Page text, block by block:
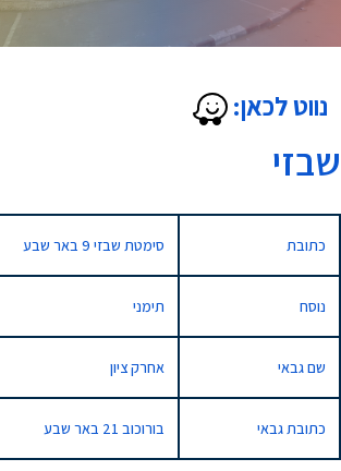
נווט לכאן:
שבזי
כתובת סימטת שבזי 9 באר שבע
נוסח תימני
שם גבאי אחרק ציון
כתובת גבאי בורוכוב 21 באר שבע